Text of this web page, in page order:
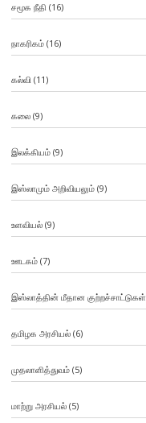
சமூக நீதி (16)
நாகரிகம்(16)
கல்வி (11)
கலை(9)
இலக்கியம்(9)
இஸ்லாமும் அறிவியலும்(9)
உளவியல்(9)
ஊடகம்(7)
இஸ்லாத்தின் மீதான குற்றச்சாட்டுகள்
தமிழக அரசியல்(6)
முதலாளித்துவம்(5)
மாற்று அரசியல்(5)